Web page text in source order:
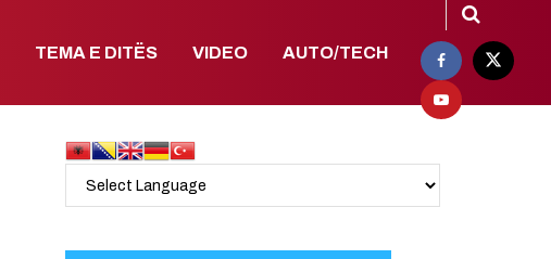
TEMA E DITËS VIDEO AUTO/TECH